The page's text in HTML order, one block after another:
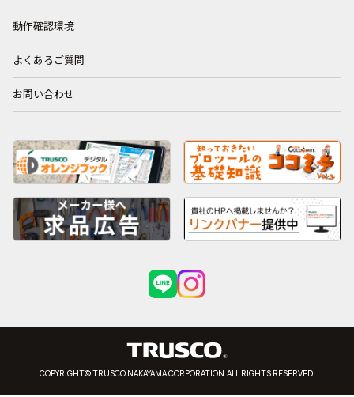
動作確認環境
よくあるご質問
お問い合わせ
COPYRIGHT© TRUSCO NAKAYAMA CORPORATION.ALL RIGHTS RESERVED.